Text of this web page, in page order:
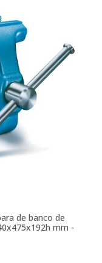
de banco de
mm -